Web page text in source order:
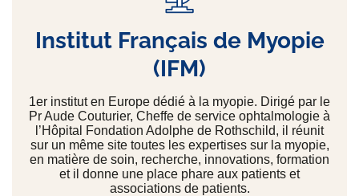
Institut Français de Myopie
(IFM)
1er institut en Europe dédié à la myopie. Dirigé par le
Pr Aude Couturier, Cheffe de service ophtalmologie à
l’Hôpital Fondation Adolphe de Rothschild, il réunit
sur un même site toutes les expertises sur la myopie,
en matière de soin, recherche, innovations, formation
et il donne une place phare aux patients et
associations de patients.